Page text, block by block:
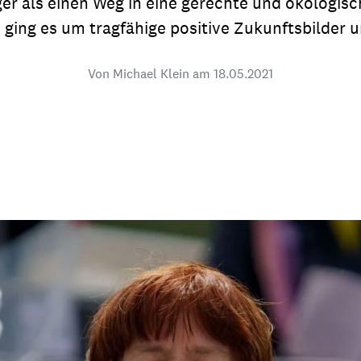
Stipendien
Jugend &
Regionale Kontakte
es um tragfähige positive Zukunftsbilder
Von Michael Klein am 18.05.2021